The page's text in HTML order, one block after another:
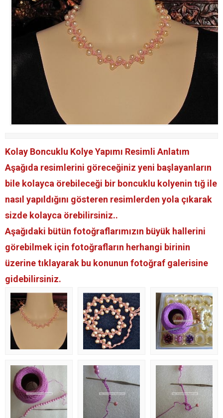
Kolay Boncuklu Kolye Yapımı Resimli Anlatım
Aşağıda resimlerini göreceğiniz yeni başlayanların
bile kolayca örebileceği bir boncuklu kolyenin tığ ile
nasıl yapıldığını gösteren resimlerden yola çıkarak
sizde kolayca örebilirsiniz..
Aşağıdaki bütün fotoğraflarımızın büyük hallerini
görebilmek için fotoğrafların herhangi birinin
üzerine tıklayarak bu konunun fotoğraf galerisine
gidebilirsiniz.